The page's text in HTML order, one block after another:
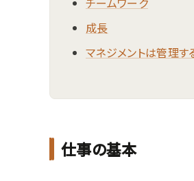
成長
マネジメントは管理す
仕事の基本